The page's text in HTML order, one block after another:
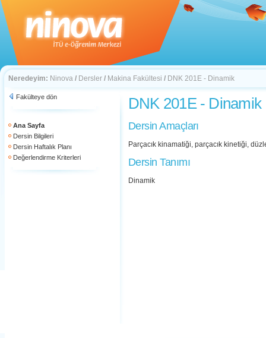
Neredeyim: Ninova / Dersler / Makina Fakültesi / DNK 201E - Dinamik
Fakülteye dön
Ana Sayfa
Dersin Bilgileri
Dersin Haftalık Planı
Değerlendirme Kriterleri
DNK 201E - Dinamik
Dersin Amaçları
Parçacık kinamatiği, parçacık kinetiği,
Dersin Tanımı
Dinamik